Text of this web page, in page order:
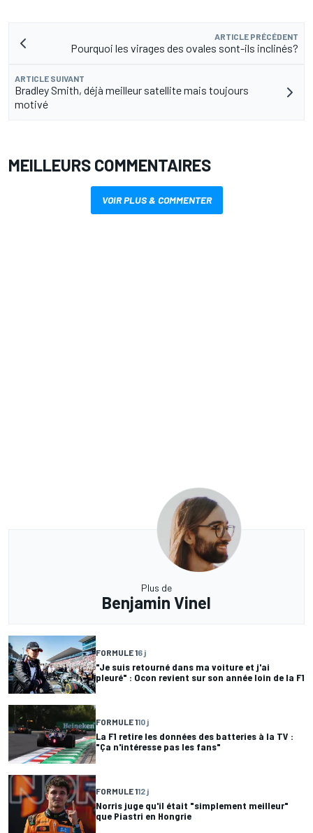
ARTICLE PRÉCÉDENT
Pourquoi les virages des ovales sont-ils inclinés?
ARTICLE SUIVANT
Bradley Smith, déjà meilleur satellite mais toujours
motivé
MEILLEURS COMMENTAIRES
VOIR PLUS & COMMENTER
Plus de
Benjamin Vinel
FORMULE 16 j
"Je suis retourné dans ma voiture et j'ai
pleuré" : Ocon revient sur son année loin de la F1
FORMULE 110 j
La F1 retire les données des batteries à la TV :
"Ça n'intéresse pas les fans"
FORMULE 112 j
Norris juge qu'il était "simplement meilleur"
que Piastri en Hongrie